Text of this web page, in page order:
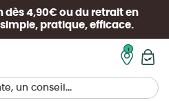
dès 4,90€ ou du retrait en
pratique, efficace.